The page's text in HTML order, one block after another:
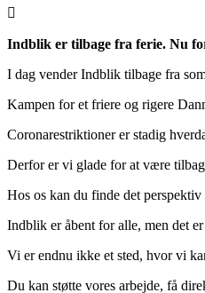
Indblik er tilbage fra ferie. Nu
I dag vender Indblik tilbage fra
Kampen for et friere og rigere
Coronarestriktioner er stadig
Derfor er vi glade for at være
Hos os kan du finde det
Indblik er åbent for alle, men det
Vi er endnu ikke et sted, hvor vi
Du kan støtte vores arbejde, få